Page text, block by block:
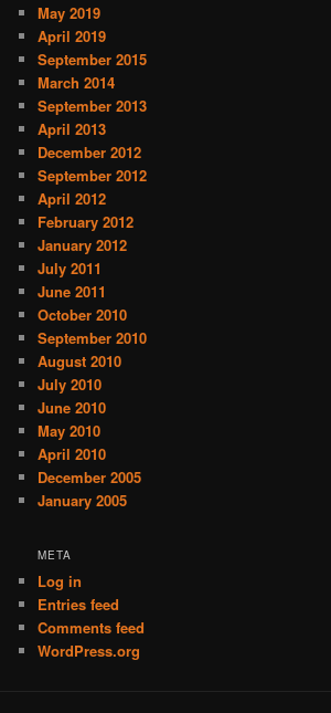
May 2019
April 2019
September 2015
March 2014
September 2013
April 2013
December 2012
September 2012
April 2012
February 2012
January 2012
July 2011
June 2011
October 2010
September 2010
August 2010
July 2010
June 2010
May 2010
April 2010
December 2005
January 2005
META
Log in
Entries feed
Comments feed
WordPress.org